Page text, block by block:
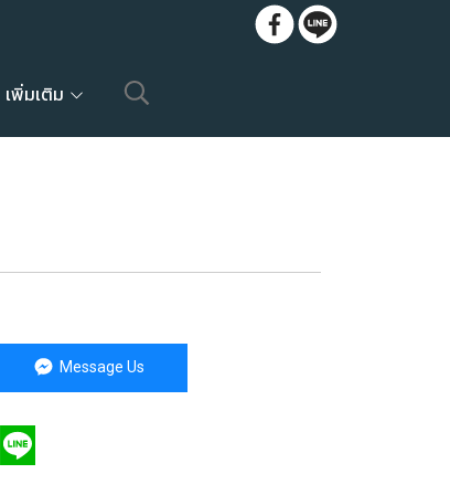
เพิ่มเติม
Message Us